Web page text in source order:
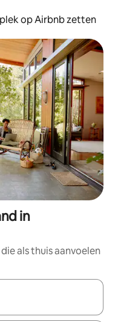
op Airbnb zetten
in
als thuis aanvoelen
zijn, maak je een keuze